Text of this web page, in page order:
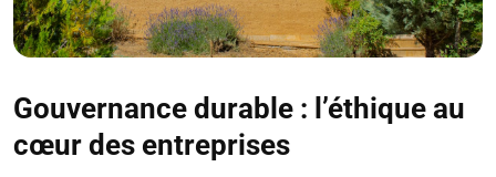
Gouvernance durable : l’éthique au
cœur des entreprises